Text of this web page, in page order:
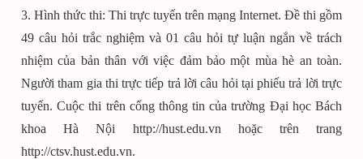
3. Hình thức thi: Thi trực tuyến trên mạng Internet. Đề thi gồm
49 câu hỏi trắc nghiệm và 01 câu hỏi tự luận ngắn về trách
nhiệm của bản thân với việc đảm bảo một mùa hè an toàn.
Người tham gia thi trực tiếp trả lời câu hỏi tại phiếu trả lời trực
tuyến. Cuộc thi trên cổng thông tin của trường Đại học Bách
khoa Hà Nội http://hust.edu.vn hoặc trên trang
http://ctsv.hust.edu.vn.